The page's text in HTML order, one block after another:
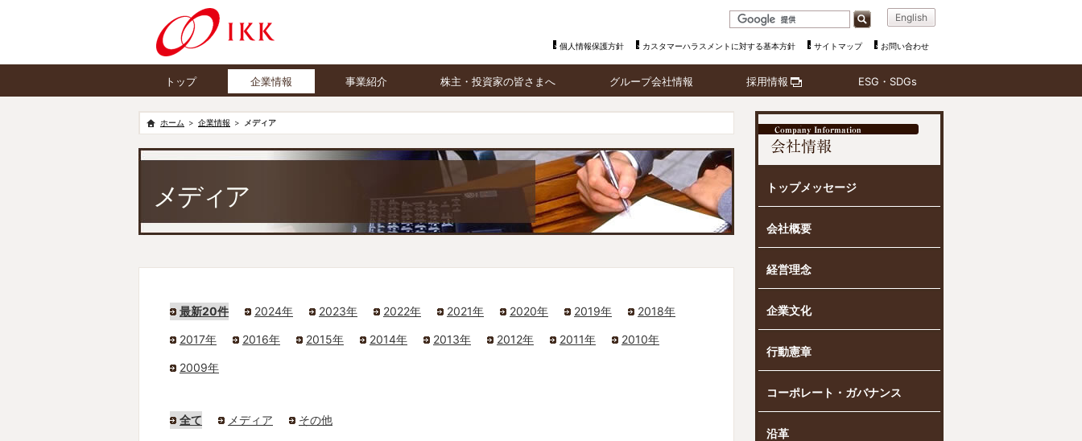
トップメッセージ
会社概要
経営理念
企業文化
行動憲章
コーポレート・ガバナンス
沿革
企業情報 メディア
メディア
最新20件 2024年 2023年 2022年 2021年 2020年 2019年 2018年
2017年 2016年 2015年 2014年 2013年 2012年 2011年 2010年
2009年
全て メディア その他
トップ 企業情報
会社概要
経営理念
コーポレート・ガバナンス
事業紹介
介護事業
食品事業
株主・投資家の皆さまへ
経営方針
IRニュース
ファン株主の皆さまへ
アイ・ケイ・ケイについて
財務・業績
グループ会社情報
PT.IKK INDONESIA
アイケア株式会社
株式会社明徳庵
Ambihone株式会社
採用情報
新卒採用
キャリア採用
アルバイト採用
ESG・SDGs
個人情報保護方針 カスタマーハラスメントに対する基本方針 サイトマップ お問い合わせ
English